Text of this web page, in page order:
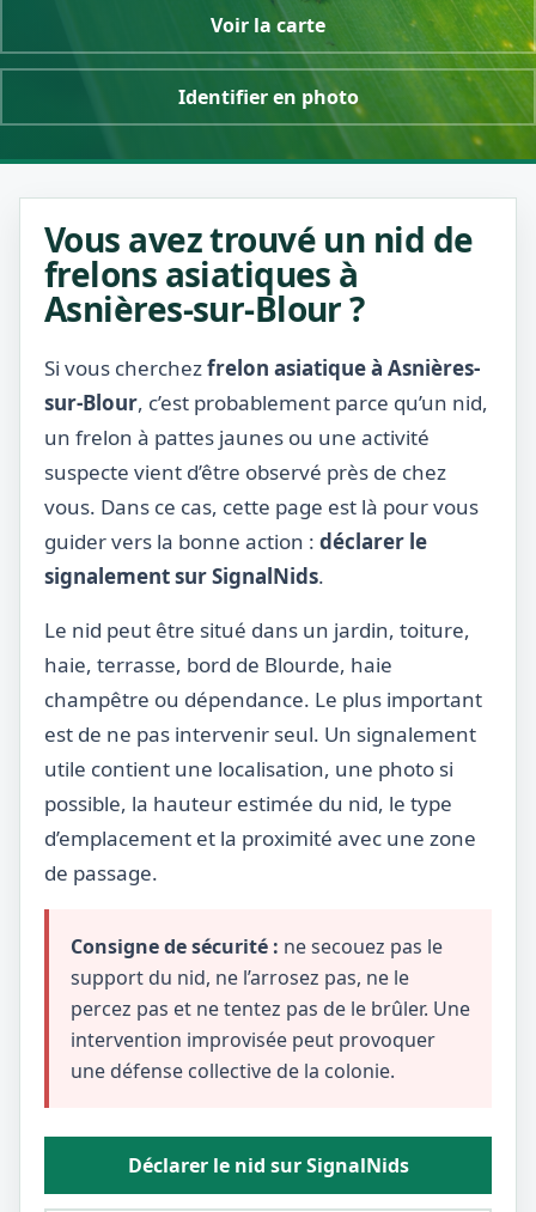
Voir la carte
Identifier en photo
Vous avez trouvé un nid de
frelons asiatiques à
Asnières-sur-Blour ?
Si vous cherchezfrelon asiatique à Asnières-
sur-Blour, c’est probablement parce qu’un nid,
un frelon à pattes jaunes ou une activité
suspecte vient d’être observé près de chez
vous. Dans ce cas, cette page est là pour vous
guider vers la bonne action : déclarer le
signalement sur SignalNids.
Le nid peut être situé dans un jardin, toiture,
haie, terrasse, bord de Blourde, haie
champêtre ou dépendance. Le plus important
est de ne pas intervenir seul. Un signalement
utile contient une localisation, une photo si
possible, la hauteur estimée du nid, le type
d’emplacement et la proximité avec une zone
de passage.
Consigne de sécurité : ne secouez pas le
support du nid, ne l’arrosez pas, ne le
percez pas et ne tentez pas de le brûler. Une
intervention improvisée peut provoquer
une défense collective de la colonie.
Déclarer le nid sur SignalNids